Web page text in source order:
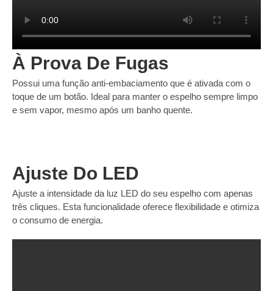
À Prova De Fugas
Possui uma função anti-embaciamento que é ativada com o
toque de um botão. Ideal para manter o espelho sempre limpo
e sem vapor, mesmo após um banho quente.
Ajuste Do LED
Ajuste a intensidade da luz LED do seu espelho com apenas
três cliques. Esta funcionalidade oferece flexibilidade e otimiza
o consumo de energia.